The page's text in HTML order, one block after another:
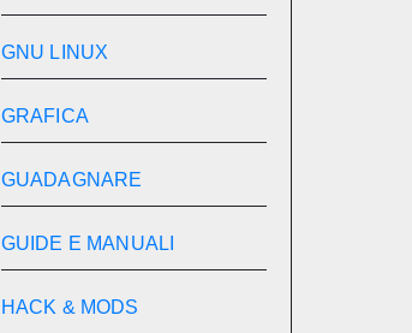
GNU LINUX
GRAFICA
GUADAGNARE
GUIDE E MANUALI
HACK & MODS